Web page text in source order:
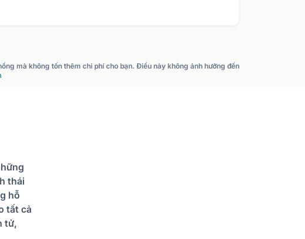
mà không tốn thêm chi phí cho bạn. Điều này không ảnh hưởng đến
thái
hỗ
tất cả
tử,